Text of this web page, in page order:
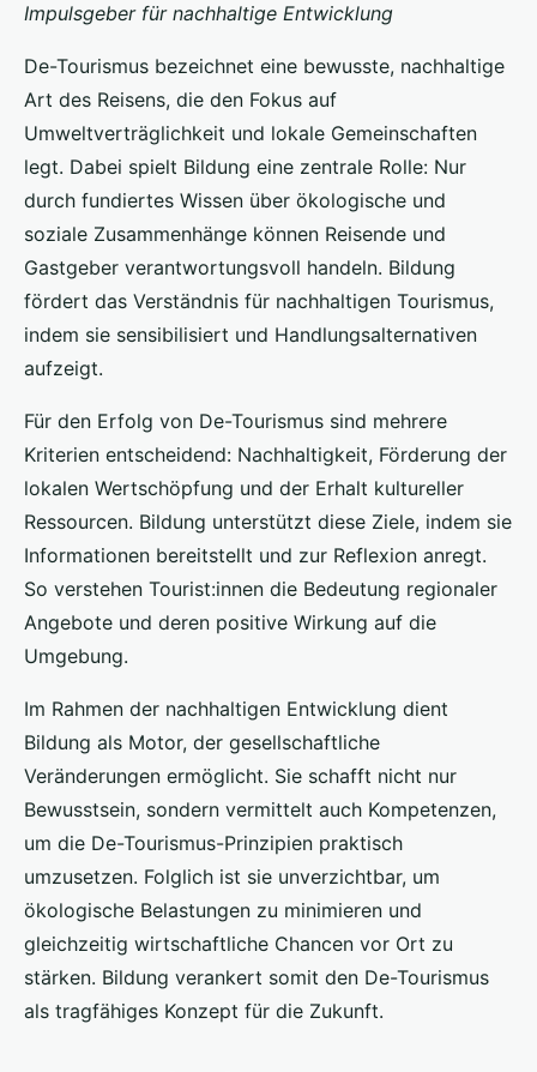
Lorenzo•23. Juli 2025•4 min de lecture
Impulsgeber für nachhaltige Entwicklung
De-Tourismus bezeichnet eine bewusste, nachhaltige
Art des Reisens, die den Fokus auf
Umweltverträglichkeit und lokale Gemeinschaften
legt. Dabei spielt Bildung eine zentrale Rolle: Nur
durch fundiertes Wissen über ökologische und
soziale Zusammenhänge können Reisende und
Gastgeber verantwortungsvoll handeln. Bildung
fördert das Verständnis für nachhaltigen Tourismus,
indem sie sensibilisiert und Handlungsalternativen
aufzeigt.
Für den Erfolg von De-Tourismus sind mehrere
Kriterien entscheidend: Nachhaltigkeit, Förderung der
lokalen Wertschöpfung und der Erhalt kultureller
Ressourcen. Bildung unterstützt diese Ziele, indem sie
Informationen bereitstellt und zur Reflexion anregt.
So verstehen Tourist:innen die Bedeutung regionaler
Angebote und deren positive Wirkung auf die
Umgebung.
Im Rahmen der nachhaltigen Entwicklung dient
Bildung als Motor, der gesellschaftliche
Veränderungen ermöglicht. Sie schafft nicht nur
Bewusstsein, sondern vermittelt auch Kompetenzen,
um die De-Tourismus-Prinzipien praktisch
umzusetzen. Folglich ist sie unverzichtbar, um
ökologische Belastungen zu minimieren und
gleichzeitig wirtschaftliche Chancen vor Ort zu
stärken. Bildung verankert somit den De-Tourismus
als tragfähiges Konzept für die Zukunft.